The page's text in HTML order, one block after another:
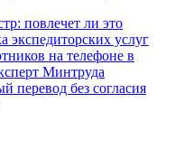
повлечет ли это
экспедиторских услуг
на телефоне в
Минтруда
перевод без согласия